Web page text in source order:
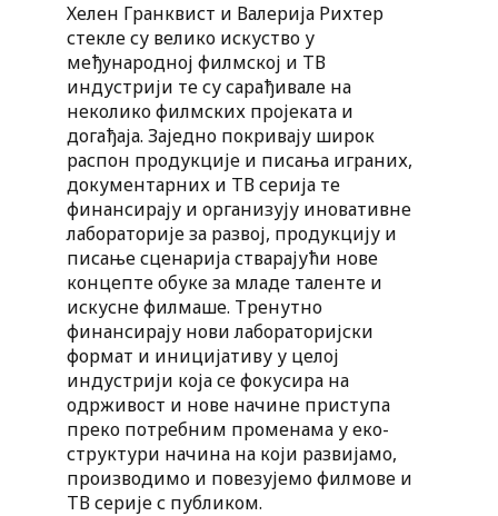
Хелен Гранквист и Валерија Рихтер
стекле су велико искуство у
међународној филмској и ТВ
индустрији те су сарађивале на
неколико филмских пројеката и
догађаја. Заједно покривају широк
распон продукције и писања играних,
документарних и ТВ серија те
финансирају и организују иновативне
лабораторије за развој, продукцију и
писање сценарија стварајући нове
концепте обуке за младе таленте и
искусне филмаше. Тренутно
финансирају нови лабораторијски
формат и иницијативу у целој
индустрији која се фокусира на
одрживост и нове начине приступа
преко потребним променама у еко-
структури начина на који развијамо,
производимо и повезујемо филмове и
ТВ серије с публиком.